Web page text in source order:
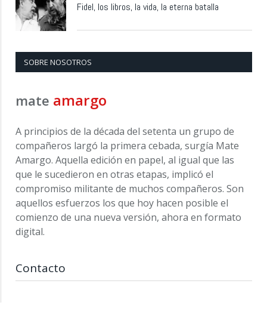
Fidel, los libros, la vida, la eterna batalla
SOBRE NOSOTROS
mate amargo
A principios de la década del setenta un grupo de
compañeros largó la primera cebada, surgía Mate
Amargo. Aquella edición en papel, al igual que las
que le sucedieron en otras etapas, implicó el
compromiso militante de muchos compañeros. Son
aquellos esfuerzos los que hoy hacen posible el
comienzo de una nueva versión, ahora en formato
digital.
Contacto